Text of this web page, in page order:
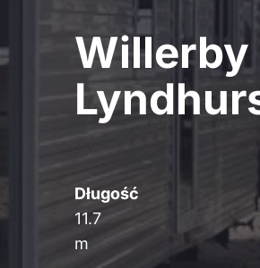
Willerby
Długość
11.7
m